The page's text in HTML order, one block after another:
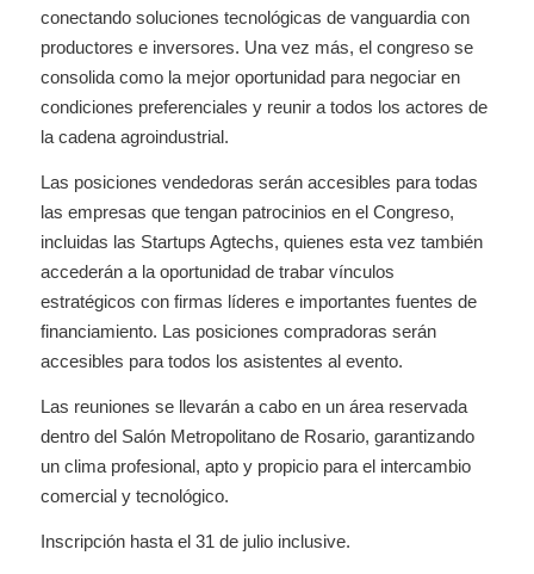
conectando soluciones tecnológicas de vanguardia con
productores e inversores. Una vez más, el congreso se
consolida como la mejor oportunidad para negociar en
condiciones preferenciales y reunir a todos los actores de
la cadena agroindustrial.
Las posiciones vendedoras serán accesibles para todas
las empresas que tengan patrocinios en el Congreso,
incluidas las Startups Agtechs, quienes esta vez también
accederán a la oportunidad de trabar vínculos
estratégicos con firmas líderes e importantes fuentes de
financiamiento. Las posiciones compradoras serán
accesibles para todos los asistentes al evento.
Las reuniones se llevarán a cabo en un área reservada
dentro del Salón Metropolitano de Rosario, garantizando
un clima profesional, apto y propicio para el intercambio
comercial y tecnológico.
Inscripción hasta el 31 de julio inclusive.